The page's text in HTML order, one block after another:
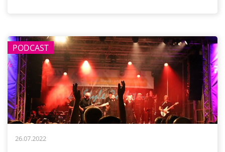
PODCAST
26.07.2022